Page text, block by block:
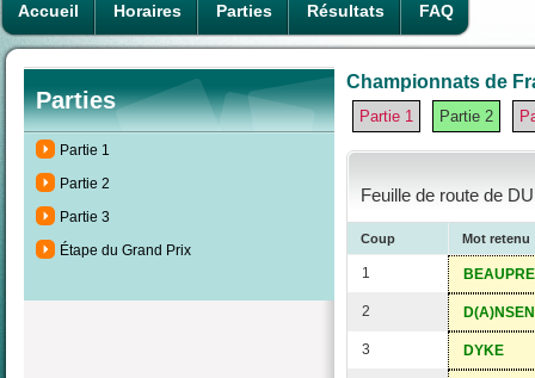
Accueil Horaires Parties Résultats FAQ
Parties
Partie 1
Partie 2
Partie 3
Étape du Grand Prix
Championnats de
Partie 1 Partie 2
Feuille de route de
Coup Mot retenu
1 BEAUPRE
2
3 DYKE